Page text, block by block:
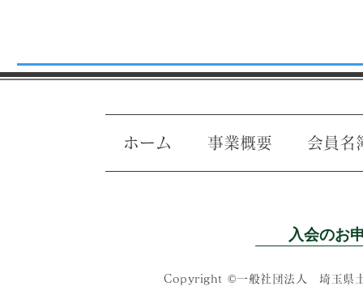
ホーム 事業概要 会員名
入会のお
Copyright ©一般社団法人 埼玉県